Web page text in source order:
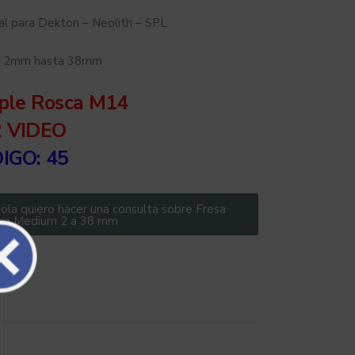
para Dekton – Neolith – SPL
2mm hasta 38mm
Rosca M14
VIDEO
: 45
quiero hacer una consulta sobre Fresa
Medium 2 a 38 mm